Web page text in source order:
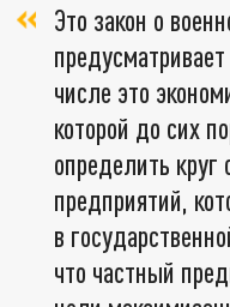
Это закон о
числе это
которой до сих
определить круг
предприятий,
в
что частный